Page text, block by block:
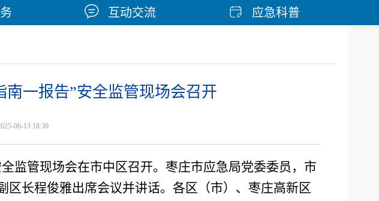
互动交流 应急科普
一报告”安全监管现场会召开
06-13 18:30
监管现场会在市中区召开。枣庄市应急局党委委员，市
长程俊雅出席会议并讲话。各区（市）、枣庄高新区